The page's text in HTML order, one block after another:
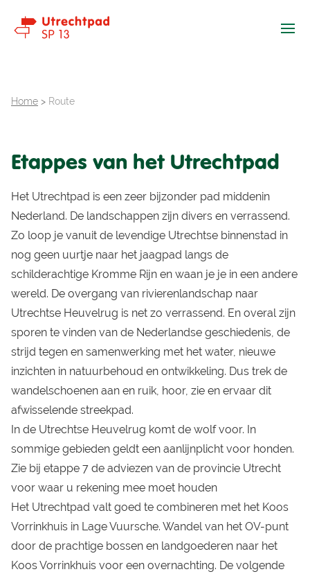
Home > Route
Etappes van het Utrechtpad
Het Utrechtpad is een zeer bijzonder pad middenin
Nederland. De landschappen zijn divers en verrassend.
Zo loop je vanuit de levendige Utrechtse binnenstad in
nog geen uurtje naar het jaagpad langs de
schilderachtige Kromme Rijn en waan je je in een andere
wereld. De overgang van rivierenlandschap naar
Utrechtse Heuvelrug is net zo verrassend. En overal zijn
sporen te vinden van de Nederlandse geschiedenis, de
strijd tegen en samenwerking met het water, nieuwe
inzichten in natuurbehoud en ontwikkeling. Dus trek de
wandelschoenen aan en ruik, hoor, zie en ervaar dit
afwisselende streekpad.
In de Utrechtse Heuvelrug komt de wolf voor. In
sommige gebieden geldt een aanlijnplicht voor honden.
Zie bij etappe 7 de adviezen van de provincie Utrecht
voor waar u rekening mee moet houden
Het Utrechtpad valt goed te combineren met het Koos
Vorrinkhuis in Lage Vuursche. Wandel van het OV-punt
door de prachtige bossen en landgoederen naar het
Koos Vorrinkhuis voor een overnachting. De volgende